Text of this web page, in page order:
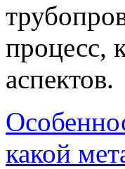
процесс,
аспектов.
какой